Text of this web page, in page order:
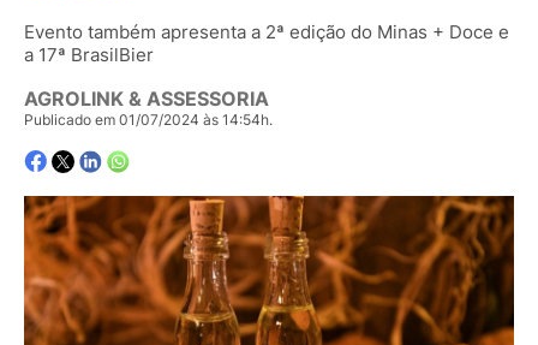
Evento também apresenta a 2ª edição do Minas + Doce e
a 17ª BrasilBier
AGROLINK & ASSESSORIA
Publicado em 01/07/2024 às 14:54h.